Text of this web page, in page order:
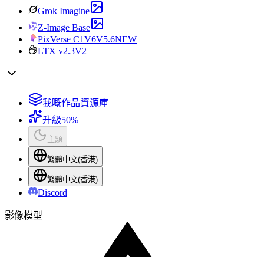
Grok Imagine
Z-Image Base
PixVerse C1V6V5.6NEW
LTX v2.3V2
我嘅作品資源庫
升級50%
主題
繁體中文(香港)
繁體中文(香港)
Discord
影像模型